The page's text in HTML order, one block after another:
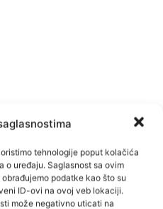
tehnologije poput kolačića
o uređaju. Saglasnost sa ovim
podatke kao što su
ID-ovi na ovoj veb lokaciji.
može negativno uticati na